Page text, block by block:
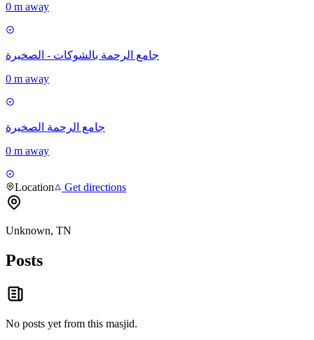
0 m away
جامع الرحمة بالشوكات - الصخيرة
0 m away
جامع الرحمة الصخيرة
0 m away
Location Get directions
Unknown, TN
Posts
No posts yet from this masjid.